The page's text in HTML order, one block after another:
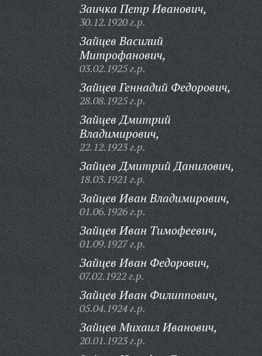
Заичка Петр Иванович,
30.12.1920 г.р.
Зайцев Василий
Митрофанович,
03.02.1925 г.р.
Зайцев Геннадий Федорович,
28.08.1925 г.р.
Зайцев Дмитрий
Владимирович,
22.12.1923 г.р.
Зайцев Дмитрий Данилович,
18.03.1921 г.р.
Зайцев Иван Владимирович,
01.06.1926 г.р.
Зайцев Иван Тимофеевич,
01.09.1927 г.р.
Зайцев Иван Федорович,
07.02.1922 г.р.
Зайцев Иван Филиппович,
05.04.1924 г.р.
Зайцев Михаил Иванович,
20.01.1923 г.р.